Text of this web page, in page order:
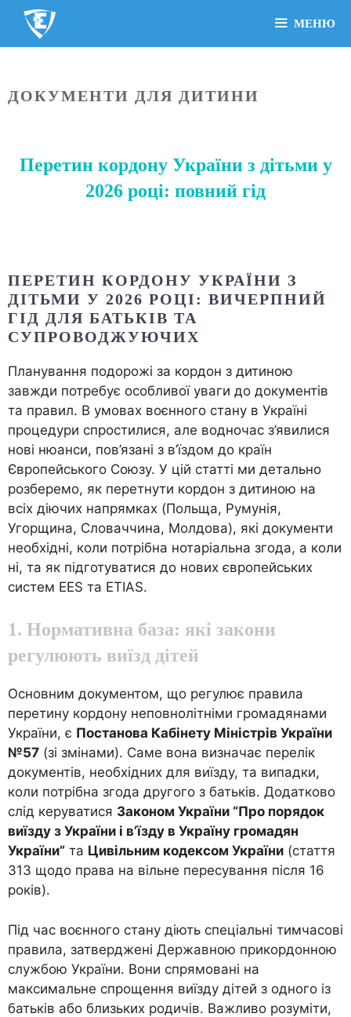
МЕНЮ
ДОКУМЕНТИ ДЛЯ ДИТИНИ
Перетин кордону України з дітьми у
2026 році: повний гід
ПЕРЕТИН КОРДОНУ УКРАЇНИ З
ДІТЬМИ У 2026 РОЦІ: ВИЧЕРПНИЙ
ГІД ДЛЯ БАТЬКІВ ТА
СУПРОВОДЖУЮЧИХ
Планування подорожі за кордон з дитиною
завжди потребує особливої уваги до документів
та правил. В умовах воєнного стану в Україні
процедури спростилися, але водночас з’явилися
нові нюанси, пов’язані з в’їздом до країн
Європейського Союзу. У цій статті ми детально
розберемо, як перетнути кордон з дитиною на
всіх діючих напрямках (Польща, Румунія,
Угорщина, Словаччина, Молдова), які документи
необхідні, коли потрібна нотаріальна згода, а коли
ні, та як підготуватися до нових європейських
систем EES та ETIAS.
1. Нормативна база: які закони
регулюють виїзд дітей
Основним документом, що регулює правила
перетину кордону неповнолітніми громадянами
України, є Постанова Кабінету Міністрів України
№57 (зі змінами). Саме вона визначає перелік
документів, необхідних для виїзду, та випадки,
коли потрібна згода другого з батьків. Додатково
слід керуватися Законом України “Про порядок
виїзду з України і в’їзду в Україну громадян
України” та Цивільним кодексом України (стаття
313 щодо права на вільне пересування після 16
років).
Під час воєнного стану діють спеціальні тимчасові
правила, затверджені Державною прикордонною
службою України. Вони спрямовані на
максимальне спрощення виїзду дітей з одного із
батьків або близьких родичів. Важливо розуміти,